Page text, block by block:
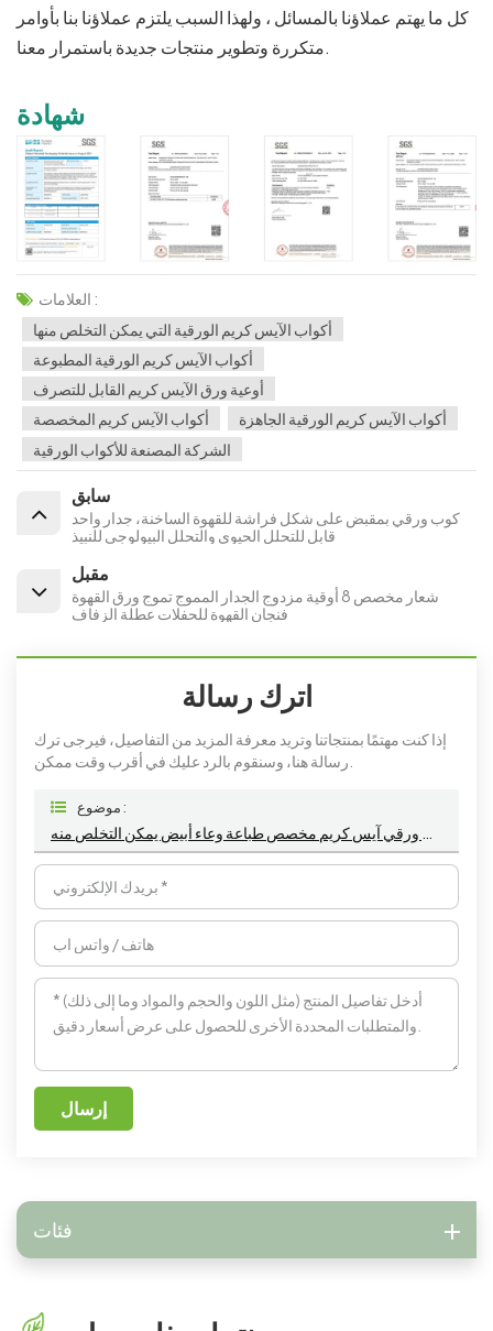
كل ما يهتم عملاؤنا بالمسائل ، ولهذا السبب يلتزم عملاؤنا بنا بأوامر
متكررة وتطوير منتجات جديدة باستمرار معنا.
شهادة
العلامات :
أكواب الآيس كريم الورقية التي يمكن التخلص منها
أكواب الآيس كريم الورقية المطبوعة
أوعية ورق الآيس كريم القابل للتصرف
أكواب الآيس كريم المخصصة
أكواب الآيس كريم الورقية الجاهزة
الشركة المصنعة للأكواب الورقية
سابق
كوب ورقي بمقبض على شكل فراشة للقهوة الساخنة، جدار واحد
قابل للتحلل الحيوي والتحلل البيولوجي للنبيذ
مقبل
شعار مخصص 8 أوقية مزدوج الجدار المموج تموج ورق القهوة
فنجان القهوة للحفلات عطلة الزفاف
اترك رسالة
إذا كنت مهتمًا بمنتجاتنا وتريد معرفة المزيد من التفاصيل، فيرجى ترك
موضوع :
إرسال
فئات